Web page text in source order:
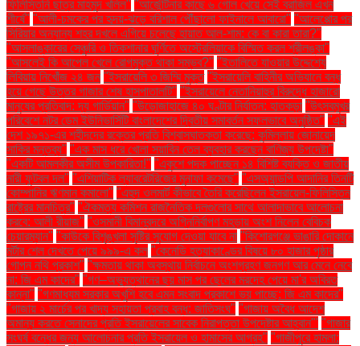
ফিলিস্তিনি ছাত্র মাহমুদ খলিল" "আর্জেন্টিনার কাছে ৬ গোল খেয়ে সেই ব্রাজিল এখন
শীর্ষে" "আলী-চমকের পর হৃদয়-ঝড়ে বরিশাল পৌঁছালো ফাইনালে আবারো" "আলেপ্পোর পর
সিরিয়ার অন্যান্য শহর দখলে এগিয়ে চলেছে হায়াত আল-শাম: কে বা কারা তারা?"
"আসলাঙ্কারের সেঞ্চুরি ও তিকশানার ঘূর্ণিতে অস্ট্রেলিয়াকে বিস্মিত করল শ্রীলঙ্কা"
"আসলেই কি আপেল খেলে রোগমুক্ত থাকা সম্ভব?" "ইতালিতে যাওয়ার উদ্দেশ্যে
লিবিয়ায় নিখোঁজ ২৪ জন "ইসরায়েলি ৩ জিম্মি মুক্ত "ইসরায়েলি বাহিনীর অভিযানে বন্ধ
হয়ে গেছে উত্তর গাজার শেষ হাসপাতালটি" "ইসরায়েলে নেতানিয়াহুর বিরুদ্ধে হাজারো
মানুষের প্রতিবাদ: দ্য গার্ডিয়ান" "উড়োজাহাজে ৪০ ঘণ্টার নির্যাতন: হাতকড়া "উৎসবমুখর
পরিবেশে নটর ডেম ইউনিভার্সিটি বাংলাদেশের দ্বিতীয় সমাবর্তন সফলভাবে অনুষ্ঠিত" "এই
দেশ ১৯৭১-এর শহীদদের রক্তের প্রতি বিশ্বাসঘাতকতা করেছে: কুমিল্লায় জোনায়েদ
সাকির মন্তব্য" "এক মাস ধরে খোলা সয়াবিন তেল ব্যবহার করছেন বাণিজ্য উপদেষ্টা"
"একটি আমলকীর অসীম উপকারিতা!" "একুশে পদক পাচ্ছেন ১৪ বিশিষ্ট ব্যক্তি ও জাতীয়
নারী ফুটবল দল" "এশিয়াটিক ল্যাবরেটরিজের মুনাফা কমেছে" "এসঅ্যান্ডপি আদানির তিনটি
কোম্পানির ঋণমান কমালো" "এহুদ ওলমার্ট কীভাবে তৈরি করেছিলেন ইসরায়েল-ফিলিস্তিন
রাষ্ট্রের মানচিত্র" "ঐকমত্য কমিশন রাজনৈতিক দলগুলোর সাথে আলাদাভাবে আলোচনা
করবে: আলী রীয়াজ" "ওসমানী বিমানবন্দরে অগ্নিনির্বাপণ মহড়ায় অংশ নিলেন বেবিচক
চেয়ারম্যান" "কাউকে বিশৃঙ্খলা সৃষ্টির সুযোগ দেওয়া যাবে না "কিশোরগঞ্জে ভাঙারি দোকানে
মর্টার শেল দেখতে পেয়ে ৯৯৯-এ কল "কেনেডি হত্যাকাণ্ডের বিষয়ে ৮০ হাজার পৃষ্ঠার
গোপন নথি প্রকাশ" "ক্ষমতায় থাকা অবস্থায় নির্বাচনে অংশগ্রহণ জনগণ আর মেনে নেবে
না: জি এম কাদের" "গণ–অভ্যুত্থানের ছয় মাস পর ছেলের মরদেহ পেয়ে মা'র অবিরত
কান্না" "গণমাধ্যম সরকার অখুশি হবে এমন সংবাদ প্রকাশে ভয় পাচ্ছে: জি এম কাদের"
"গাজায় ২ মার্চের পর খাদ্য সহায়তা প্রবাহ বন্ধ: জাতিসংঘ" "গাজায় অবৈধ আদেশ
অমান্য করতে সেনাদের প্রতি ইসরায়েলের সাবেক নিরাপত্তা উপদেষ্টার আহ্বান"' "গাজার
সংঘর্ষ বন্ধের জন্য আলোচনার প্রতি ইসরায়েল ও হামাসের আগ্রহ" "গাজীপুরে হামলা: